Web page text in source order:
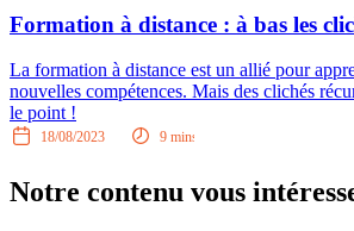
Formation à distance : à bas les
La formation à distance est un allié pour
nouvelles compétences. Mais des clichés
le point !
18/08/2023 9 mins
Notre contenu vous